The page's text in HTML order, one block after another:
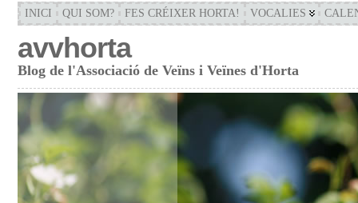
INICI QUI SOM? FES CRÉIXER HORTA! VOCALIES
avvhorta
Blog de l'Associació de Veïns i Veïnes d'Horta